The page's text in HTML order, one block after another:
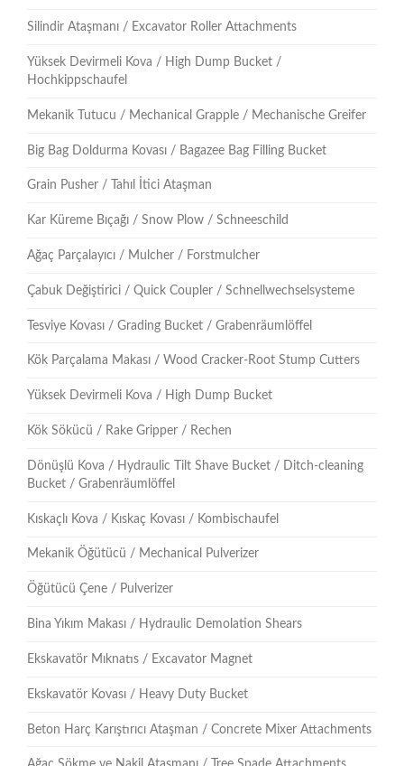
Silindir Ataşmanı / Excavator Roller Attachments
Yüksek Devirmeli Kova / High Dump Bucket /
Hochkippschaufel
Mekanik Tutucu / Mechanical Grapple / Mechanische Greifer
Big Bag Doldurma Kovası / Bagazee Bag Filling Bucket
Grain Pusher / Tahıl İtici Ataşman
Kar Küreme Bıçağı / Snow Plow / Schneeschild
Ağaç Parçalayıcı / Mulcher / Forstmulcher
Çabuk Değiştirici / Quick Coupler / Schnellwechselsysteme
Tesviye Kovası / Grading Bucket / Grabenräumlöffel
Kök Parçalama Makası / Wood Cracker-Root Stump Cutters
Yüksek Devirmeli Kova / High Dump Bucket
Kök Sökücü / Rake Gripper / Rechen
Dönüşlü Kova / Hydraulic Tilt Shave Bucket / Ditch-cleaning
Bucket / Grabenräumlöffel
Kıskaçlı Kova / Kıskaç Kovası / Kombischaufel
Mekanik Öğütücü / Mechanical Pulverizer
Öğütücü Çene / Pulverizer
Bina Yıkım Makası / Hydraulic Demolation Shears
Ekskavatör Mıknatıs / Excavator Magnet
Ekskavatör Kovası / Heavy Duty Bucket
Beton Harç Karıştırıcı Ataşman / Concrete Mixer Attachments